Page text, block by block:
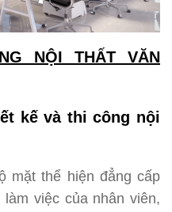
NỘI THẤT VĂN
kế và thi công nội
mặt thể hiện đẳng cấp
việc của nhân viên,